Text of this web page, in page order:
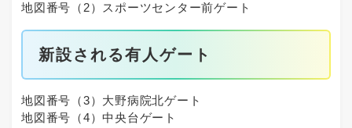
地図番号（2）スポーツセンター前ゲート
新設される有人ゲート
地図番号（3）大野病院北ゲート
地図番号（4）中央台ゲート